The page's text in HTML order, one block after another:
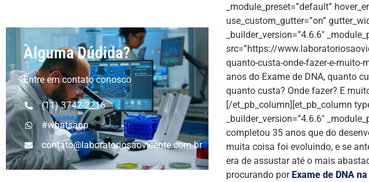
Alguma Dúdida?
Entre em contato conosco
(11) 3742-2216
#whatsapp
contato@laboratoriosaovicente.com.br
_module_preset=”default”
use_custom_gutter=”on”
_builder_version=”4.6.6″
src=”https://
quanto-custa-onde-fazer-e-muito-
anos do Exame de DNA, quanto
quanto custa? Onde fazer? E
[/et_pb_column][et_pb_column
_builder_version=”4.6.6″
completou 35 anos que do
muita coisa foi evoluindo, e se
era de assustar até o mais
procurando por Exame de DNA